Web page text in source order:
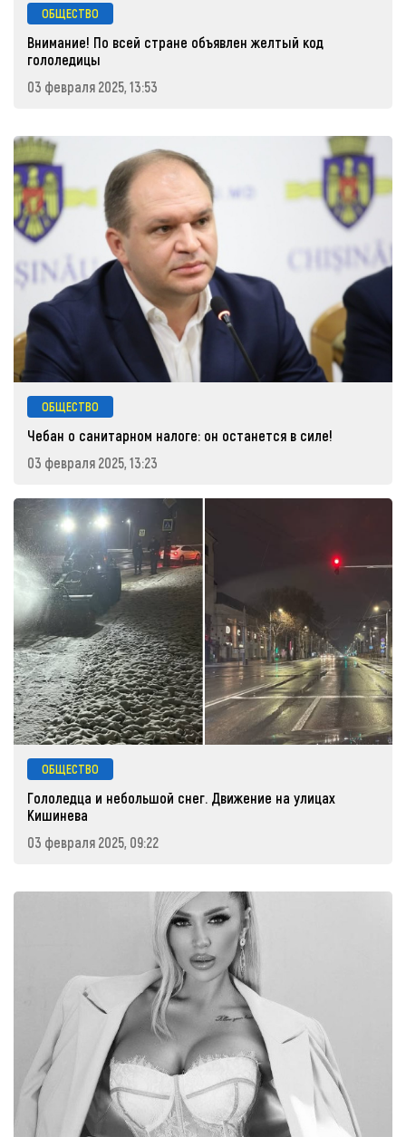
ОБЩЕСТВО
Внимание! По всей стране объявлен желтый код
гололедицы
03 февраля 2025, 13:53
ОБЩЕСТВО
Чебан о санитарном налоге: он останется в силе!
03 февраля 2025, 13:23
ОБЩЕСТВО
Гололедца и небольшой снег. Движение на улицах
Кишинева
03 февраля 2025, 09:22